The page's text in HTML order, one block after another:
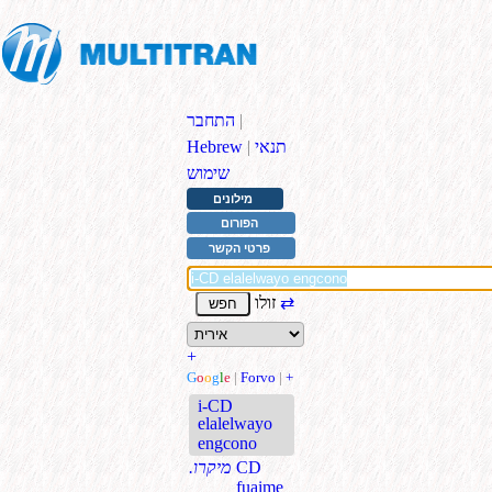
התחבר |
Hebrew | תנאי
שימוש
מילונים
הפורום
פרטי הקשר
⇄
+
Google | Forvo | +
i-CD
elalelwayo
engcono
.מיקרו CD
fuaime